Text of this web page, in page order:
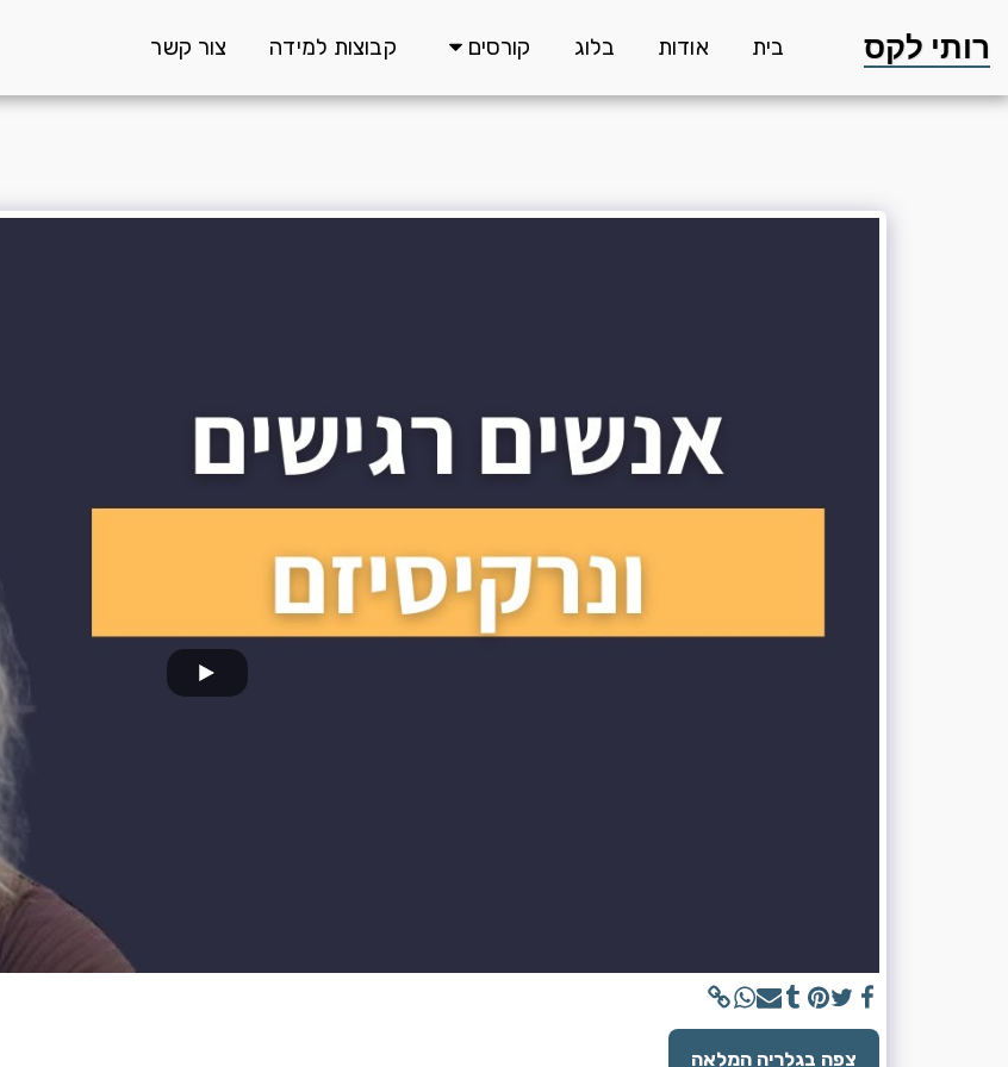
רותי לקס בית אודות בלוג קורסים קבוצות למידה צור קשר
צפה בגלריה המלאה